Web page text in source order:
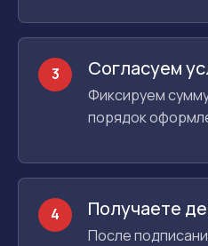
3 Согласуем
Фиксируем
порядок
4 Получаете
После